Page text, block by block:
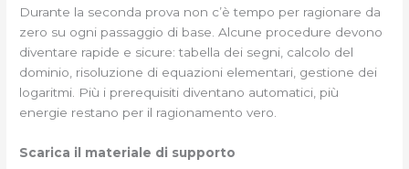
Durante la seconda prova non c’è tempo per ragionare da
zero su ogni passaggio di base. Alcune procedure devono
diventare rapide e sicure: tabella dei segni, calcolo del
dominio, risoluzione di equazioni elementari, gestione dei
logaritmi. Più i prerequisiti diventano automatici, più
energie restano per il ragionamento vero.
Scarica il materiale di supporto